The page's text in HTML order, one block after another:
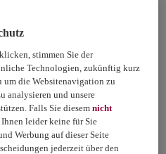
stimmen Sie der
Technologien, zukünftig kurz
um die Websitenavigation zu
analysieren und unsere
Falls Sie diesemnicht
leider keine für Sie
Werbung auf dieser Seite
jederzeit über den